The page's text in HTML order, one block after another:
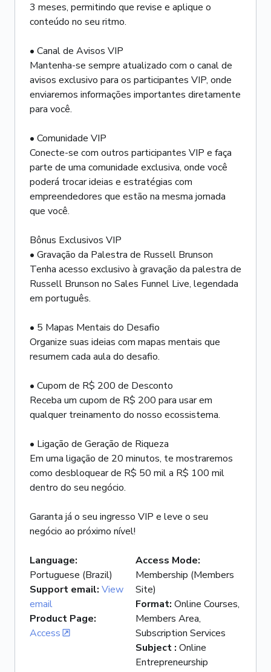
3 meses, permitindo que revise e aplique o
conteúdo no seu ritmo.
• Canal de Avisos VIP
Mantenha-se sempre atualizado com o canal de
avisos exclusivo para os participantes VIP, onde
enviaremos informações importantes diretamente
para você.
• Comunidade VIP
Conecte-se com outros participantes VIP e faça
parte de uma comunidade exclusiva, onde você
poderá trocar ideias e estratégias com
empreendedores que estão na mesma jornada
que você.
Bônus Exclusivos VIP
• Gravação da Palestra de Russell Brunson
Tenha acesso exclusivo à gravação da palestra de
Russell Brunson no Sales Funnel Live, legendada
em português.
• 5 Mapas Mentais do Desafio
Organize suas ideias com mapas mentais que
resumem cada aula do desafio.
• Cupom de R$ 200 de Desconto
Receba um cupom de R$ 200 para usar em
qualquer treinamento do nosso ecossistema.
• Ligação de Geração de Riqueza
Em uma ligação de 20 minutos, te mostraremos
como desbloquear de R$ 50 mil a R$ 100 mil
dentro do seu negócio.
Garanta já o seu ingresso VIP e leve o seu
negócio ao próximo nível!
Language:
Portuguese (Brazil)
Support email: View
email
Product Page:
Access
Access Mode:
Membership (Members
Site)
Format: Online Courses,
Members Area,
Subscription Services
Subject : Online
Entrepreneurship